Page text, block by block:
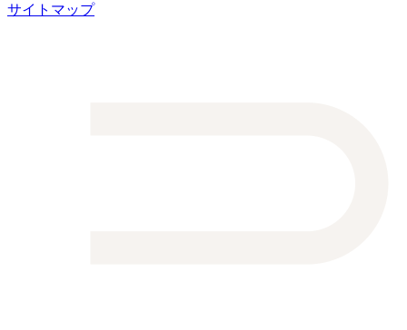
サイトマップ